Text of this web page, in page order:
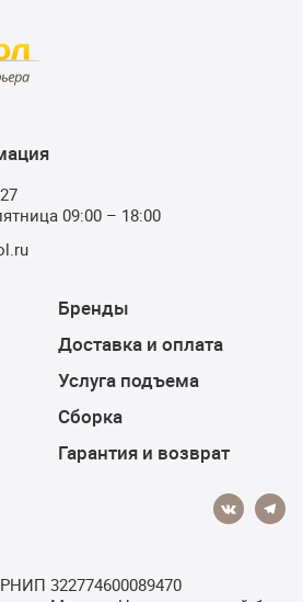
09:00 – 18:00
Бренды
Доставка и оплата
Услуга подъема
Сборка
Гарантия и возврат
322774600089470